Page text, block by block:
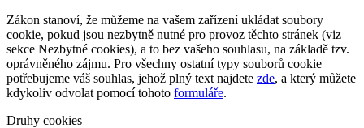
Zákon stanoví, že můžeme na vašem zařízení ukládat soubory
cookie, pokud jsou nezbytně nutné pro provoz těchto stránek (viz
sekce Nezbytné cookies), a to bez vašeho souhlasu, na základě tzv.
oprávněného zájmu. Pro všechny ostatní typy souborů cookie
potřebujeme váš souhlas, jehož plný text najdete zde, a který můžete
kdykoliv odvolat pomocí tohoto formuláře.
Druhy cookies